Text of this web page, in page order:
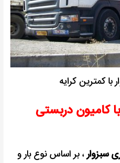
با کمترین کرایه
کامیون دربستی
سبزوار، بر اساس نوع بار و